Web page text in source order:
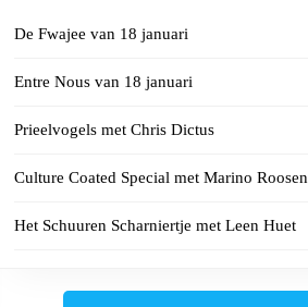
De Fwajee van 18 januari
Entre Nous van 18 januari
Prieelvogels met Chris Dictus
Culture Coated Special met Marino Roosen
Het Schuuren Scharniertje met Leen Huet